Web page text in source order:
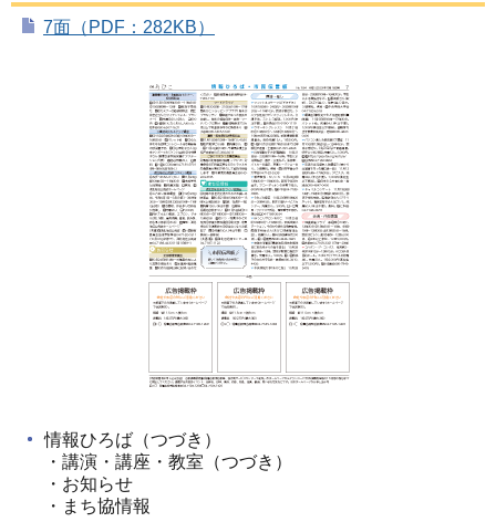
7面（PDF：282KB）
情報ひろば（つづき）
・講演・講座・教室（つづき）
・お知らせ
・まち協情報